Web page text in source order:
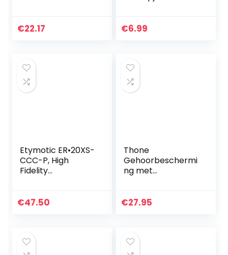
behoud van
€22.17 €6.99
Etymotic ER•20XS-
CCC-P, High
Fidelity
helder/wit,
€47.50
Thone
Gehoorbeschermi
ng met
€27.95